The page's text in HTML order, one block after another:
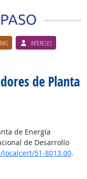
INTERESES
de Planta
de Energía
de Desarrollo
51-8013.00.